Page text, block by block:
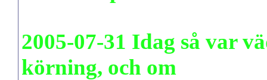
2005-07-31 Idag så var
körning, och om